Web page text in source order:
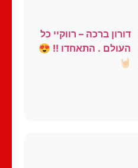
דורון ברכה – רווקיי כל
העולם . התאחדו !! 😍
🤘🏻